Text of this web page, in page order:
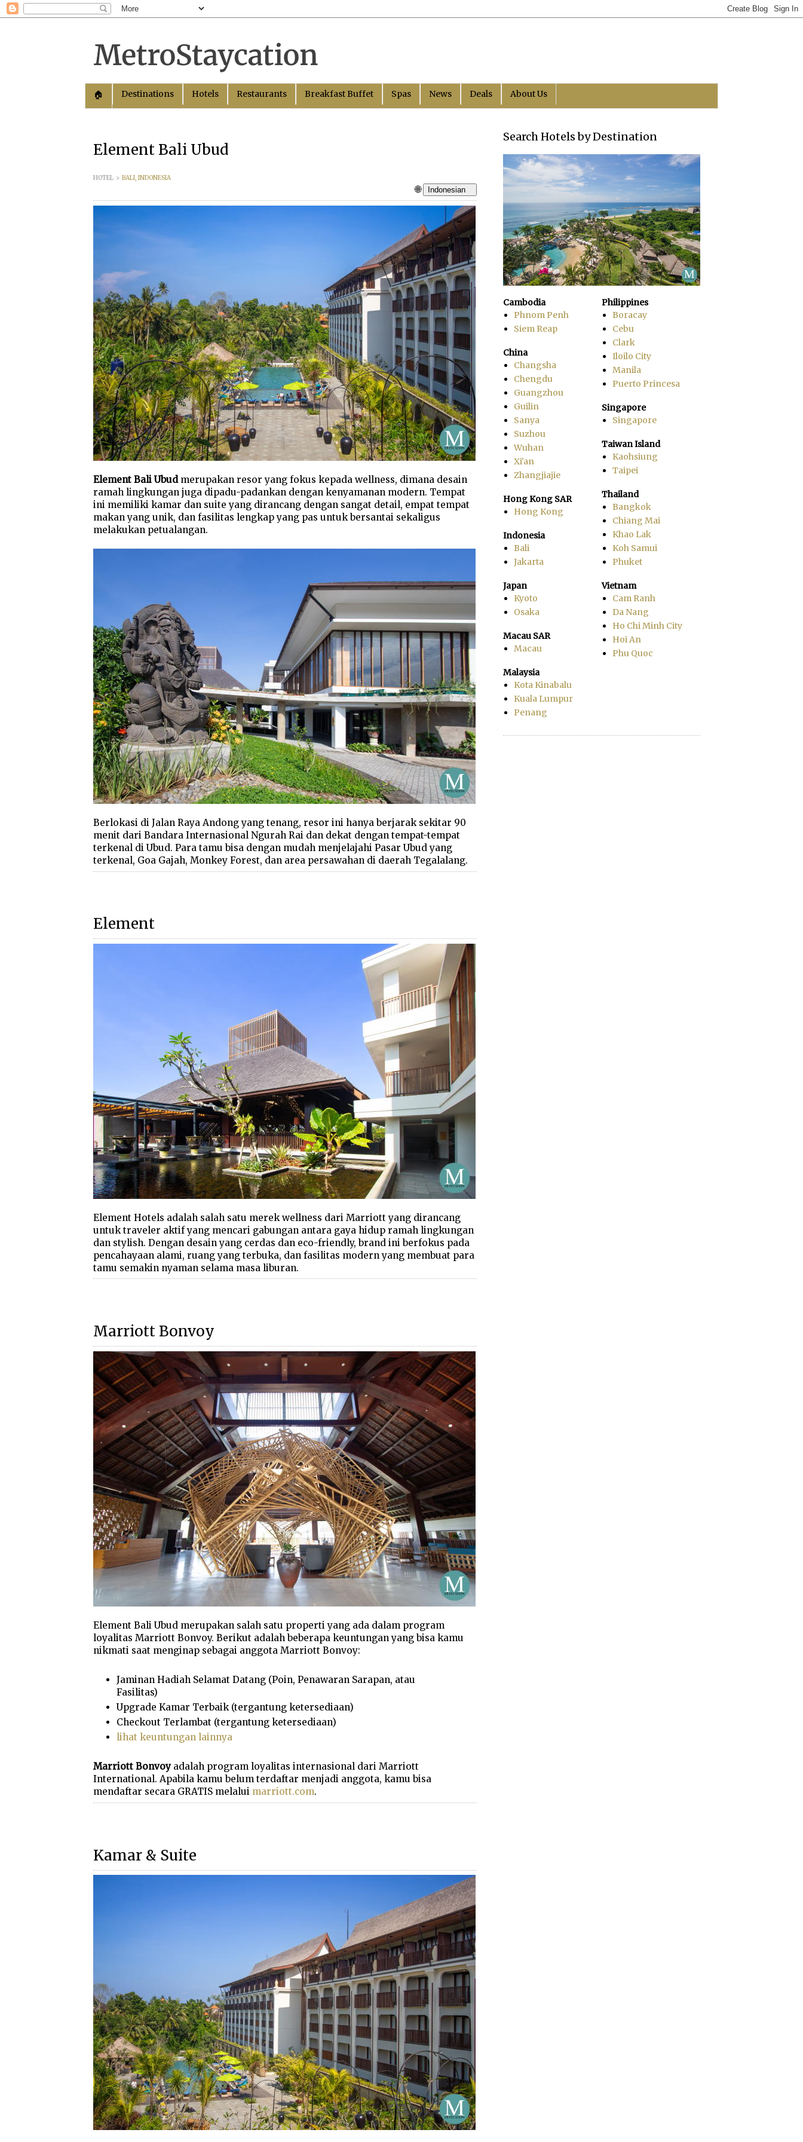
🏠︎ Destinations Hotels Restaurants Breakfast Buffet Spas News Deals About Us
Element Bali Ubud
HOTEL > BALI, INDONESIA
🌐 Indonesian
Element Bali Ubudmerupakan resor yang fokus kepada wellness, dimana desain
ramah lingkungan juga dipadu-padankan dengan kenyamanan modern. Tempat
ini memiliki kamar dan suite yang dirancang dengan sangat detail, empat tempat
makan yang unik, dan fasilitas lengkap yang pas untuk bersantai sekaligus
melakukan petualangan.
Berlokasi di Jalan Raya Andong yang tenang, resor ini hanya berjarak sekitar 90
menit dari Bandara Internasional Ngurah Rai dan dekat dengan tempat-tempat
terkenal di Ubud. Para tamu bisa dengan mudah menjelajahi Pasar Ubud yang
terkenal, Goa Gajah, Monkey Forest, dan area persawahan di daerah Tegalalang.
Element
Element Hotels adalah salah satu merek wellness dari Marriott yang dirancang
untuk traveler aktif yang mencari gabungan antara gaya hidup ramah lingkungan
dan stylish. Dengan desain yang cerdas dan eco-friendly, brand ini berfokus pada
pencahayaan alami, ruang yang terbuka, dan fasilitas modern yang membuat para
tamu semakin nyaman selama masa liburan.
Marriott Bonvoy
Element Bali Ubud merupakan salah satu properti yang ada dalam program
loyalitas Marriott Bonvoy. Berikut adalah beberapa keuntungan yang bisa kamu
nikmati saat menginap sebagai anggota Marriott Bonvoy:
Jaminan Hadiah Selamat Datang (Poin, Penawaran Sarapan, atau
Fasilitas)
Upgrade Kamar Terbaik (tergantung ketersediaan)
Checkout Terlambat (tergantung ketersediaan)
lihat keuntungan lainnya
Marriott Bonvoyadalah program loyalitas internasional dari Marriott
International. Apabila kamu belum terdaftar menjadi anggota, kamu bisa
mendaftar secara GRATIS melalui marriott.com.
Kamar & Suite
Search Hotels by Destination
Cambodia
Phnom Penh
Siem Reap
China
Changsha
Chengdu
Guangzhou
Guilin
Sanya
Suzhou
Wuhan
Xi'an
Zhangjiajie
Hong Kong SAR
Hong Kong
Indonesia
Bali
Jakarta
Japan
Kyoto
Osaka
Macau SAR
Macau
Malaysia
Kota Kinabalu
Kuala Lumpur
Penang
Philippines
Boracay
Cebu
Clark
Iloilo City
Manila
Puerto Princesa
Singapore
Singapore
Taiwan Island
Kaohsiung
Taipei
Thailand
Bangkok
Chiang Mai
Khao Lak
Koh Samui
Phuket
Vietnam
Cam Ranh
Da Nang
Ho Chi Minh City
Hoi An
Phu Quoc